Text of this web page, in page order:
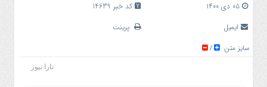
۰۵ دی ۱۴۰۰
کد خبر 14639
ایمیل
پرینت
سایز متن
/
تارا نیوز